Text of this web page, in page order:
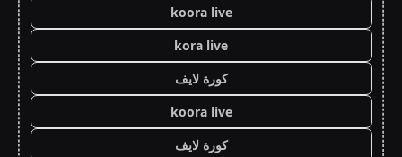
koora live
kora live
كورة لايف
koora live
كورة لايف